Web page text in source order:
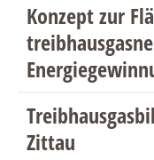
Konzept zur
Zittau